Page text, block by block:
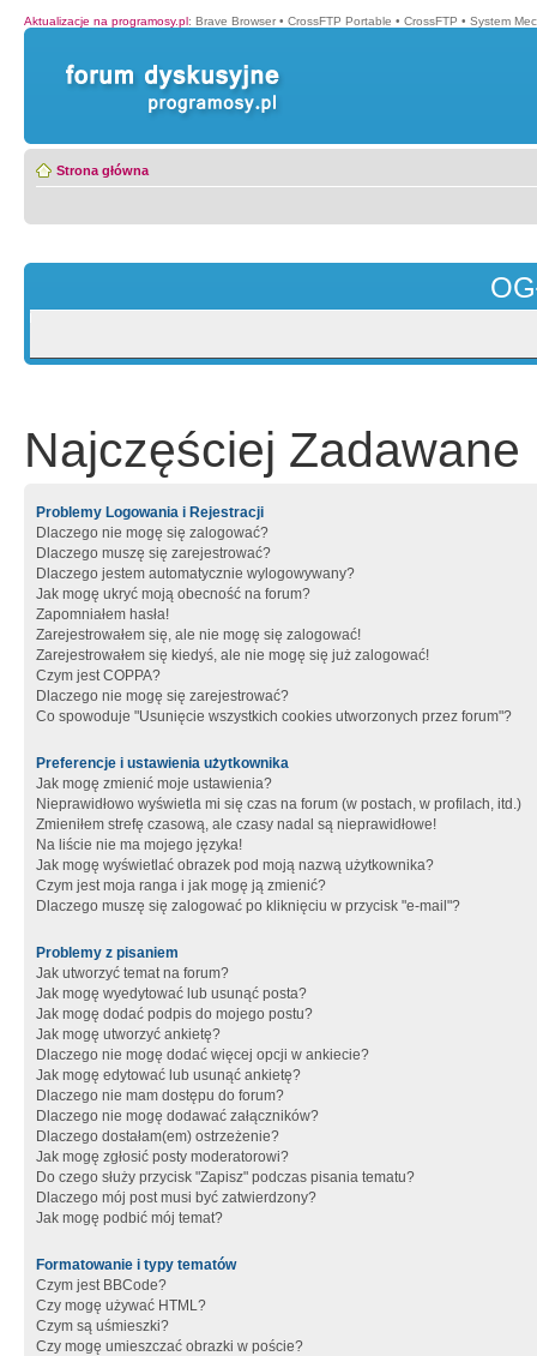
Aktualizacje na programosy.pl: Brave Browser • CrossFTP Portable • CrossFTP • System
Strona główna
Najczęściej Zadawane
Problemy Logowania i Rejestracji
Dlaczego nie mogę się zalogować?
Dlaczego muszę się zarejestrować?
Dlaczego jestem automatycznie wylogowywany?
Jak mogę ukryć moją obecność na forum?
Zapomniałem hasła!
Zarejestrowałem się, ale nie mogę się zalogować!
Zarejestrowałem się kiedyś, ale nie mogę się już zalogować!
Czym jest COPPA?
Dlaczego nie mogę się zarejestrować?
Co spowoduje "Usunięcie wszystkich cookies utworzonych przez forum"?
Preferencje i ustawienia użytkownika
Jak mogę zmienić moje ustawienia?
Nieprawidłowo wyświetla mi się czas na forum (w postach, w profilach, itd.)
Zmieniłem strefę czasową, ale czasy nadal są nieprawidłowe!
Na liście nie ma mojego języka!
Jak mogę wyświetlać obrazek pod moją nazwą użytkownika?
Czym jest moja ranga i jak mogę ją zmienić?
Dlaczego muszę się zalogować po kliknięciu w przycisk "e-mail"?
Problemy z pisaniem
Jak utworzyć temat na forum?
Jak mogę wyedytować lub usunąć posta?
Jak mogę dodać podpis do mojego postu?
Jak mogę utworzyć ankietę?
Dlaczego nie mogę dodać więcej opcji w ankiecie?
Jak mogę edytować lub usunąć ankietę?
Dlaczego nie mam dostępu do forum?
Dlaczego nie mogę dodawać załączników?
Dlaczego dostałam(em) ostrzeżenie?
Jak mogę zgłosić posty moderatorowi?
Do czego służy przycisk "Zapisz" podczas pisania tematu?
Dlaczego mój post musi być zatwierdzony?
Jak mogę podbić mój temat?
Formatowanie i typy tematów
Czym jest BBCode?
Czy mogę używać HTML?
Czym są uśmieszki?
Czy mogę umieszczać obrazki w poście?